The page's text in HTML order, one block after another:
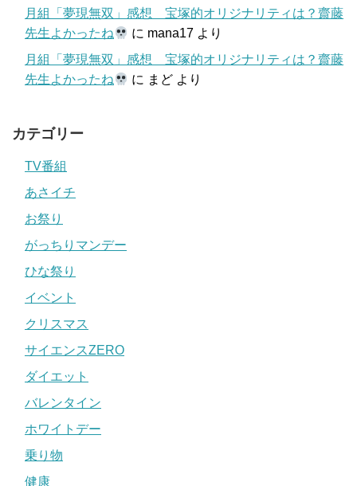
月組「夢現無双」感想 宝塚的オリジナリティは？齋藤
先生よかったね
に mana17 より
月組「夢現無双」感想 宝塚的オリジナリティは？齋藤
先生よかったね
に まど より
カテゴリー
TV番組
あさイチ
お祭り
がっちりマンデー
ひな祭り
イベント
クリスマス
サイエンスZERO
ダイエット
バレンタイン
ホワイトデー
乗り物
健康